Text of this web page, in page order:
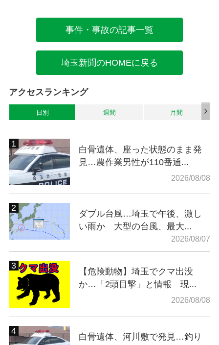
事件・事故の記事一覧
埼玉新聞のHOMEに戻る
アクセスランキング
日別 週間 月間
白骨遺体、座った状態のまま発
見…農作業男性が110番通...
2026/08/08
ダブル台風…埼玉で午後、激し
い雨か 大型の台風、最大...
2026/08/07
【危険動物】埼玉でクマ出没
か…「2頭目撃」と情報 現...
2026/08/08
白骨遺体、河川敷で発見…釣り